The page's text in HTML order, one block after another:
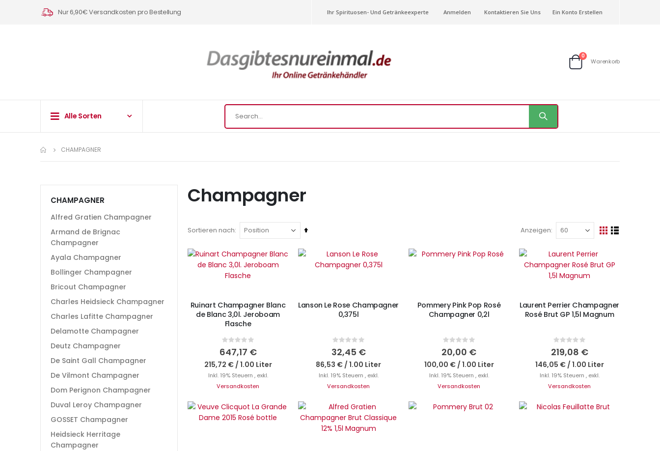
Nur 6,90€ Versandkosten pro Bestellung Ihr Spirituosen- Und Getränkeexperte Anmelden Kontaktieren Sie Uns Ein Konto Erstellen
Warenkorb
0Artikel
Warenkorb
Alle Sorten
CHAMPAGNER
Champagner
Sortieren nach
In
Reihenfolge
Anzeigen
Ansicht
Raster
Liste
Nicht auf Lager
Ruinart Champagner Blanc
de Blanc 3,0l. Jeroboam
Flasche
Rating:
0%
647,17 €
215,72 €/ 1.00 Liter
Inkl. 19% Steuern , exkl.
Versandkosten
IN DEN WARENKORB
Lanson Le Rose Champagner
0,375l
Rating:
0%
32,45 €
86,53 € / 1.00 Liter
Inkl. 19% Steuern , exkl.
Versandkosten
IN DEN WARENKORB
Pommery Pink Pop Rosé
Champagner 0,2l
Rating:
0%
20,00 €
100,00 €/ 1.00 Liter
Inkl. 19% Steuern , exkl.
Versandkosten
IN DEN WARENKORB
Laurent Perrier Champagner
Rosé Brut GP 1,5l Magnum
Rating:
0%
219,08 €
146,05 €/ 1.00 Liter
Inkl. 19% Steuern , exkl.
Versandkosten
Nicht auf Lager
IN DEN WARENKORB
IN DEN WARENKORB IN DEN WARENKORB
CHAMPAGNER
Alfred Gratien Champagner
Armand de Brignac
Champagner
Ayala Champagner
Bollinger Champagner
Bricout Champagner
Charles Heidsieck Champagner
Charles Lafitte Champagner
Delamotte Champagner
Deutz Champagner
De Saint Gall Champagner
De Vilmont Champagner
Dom Perignon Champagner
Duval Leroy Champagner
GOSSET Champagner
Heidsieck Herritage
Champagner